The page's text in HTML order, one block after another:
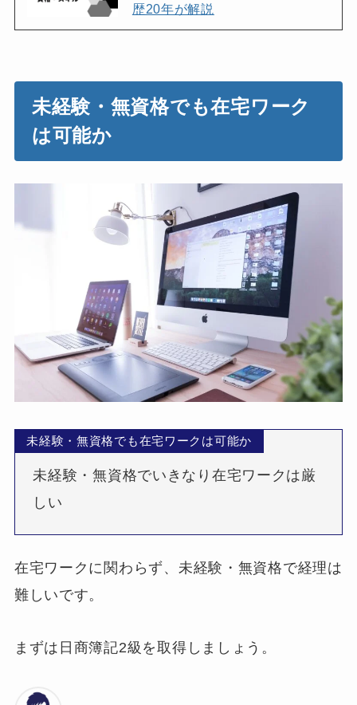
歴20年が解説
未経験・無資格でも在宅ワーク
は可能か
未経験・無資格でも在宅ワークは可能か
未経験・無資格でいきなり在宅ワークは厳
しい
在宅ワークに関わらず、未経験・無資格で経理は
難しいです。
まずは日商簿記2級を取得しましょう。